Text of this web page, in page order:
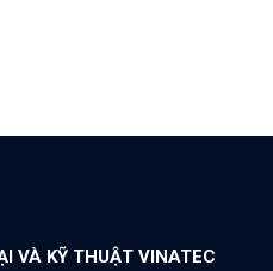
VÀ KỸ THUẬT VINATEC